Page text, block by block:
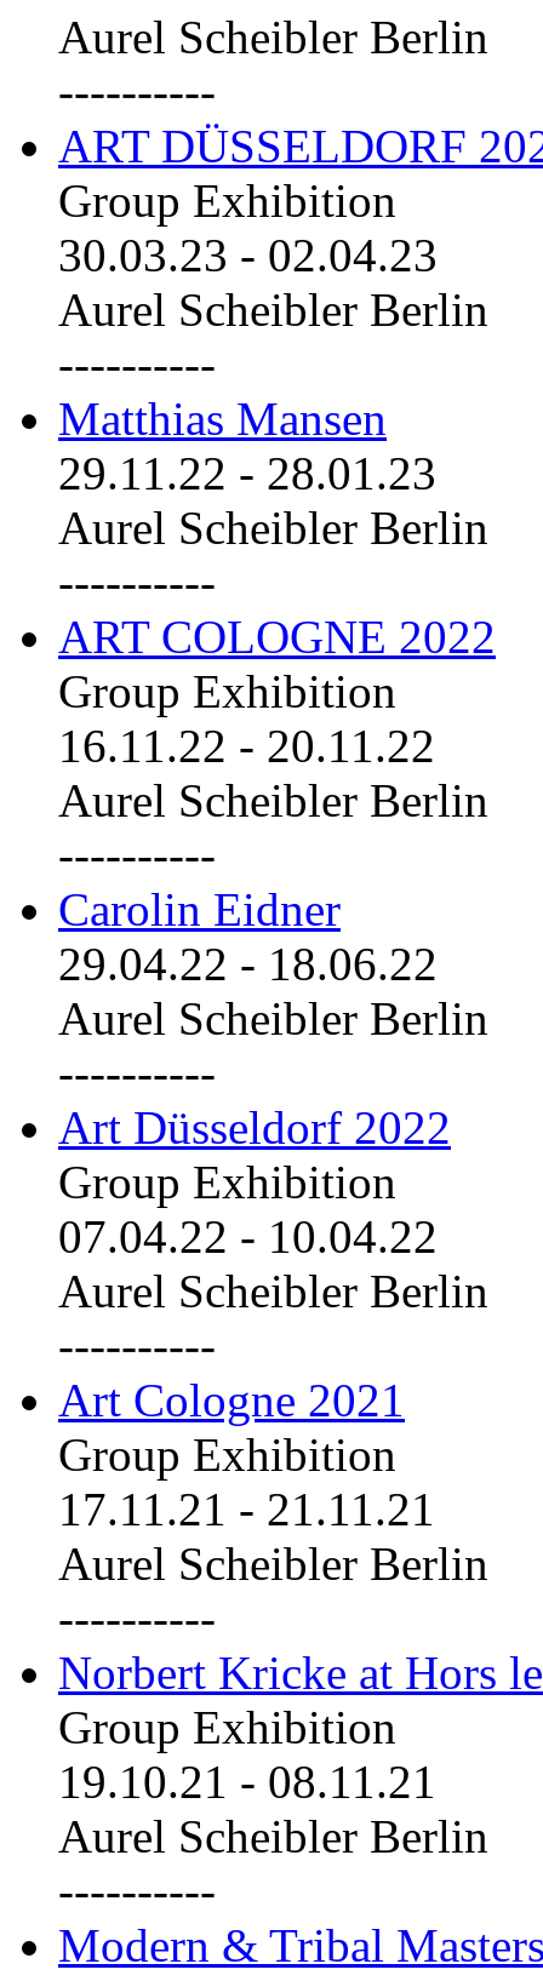
Aurel Scheibler Berlin
----------
ART DÜSSELDORF
Group Exhibition
30.03.23 - 02.04.23
Aurel Scheibler Berlin
----------
Matthias Mansen
29.11.22 - 28.01.23
Aurel Scheibler Berlin
----------
ART COLOGNE 2022
Group Exhibition
16.11.22 - 20.11.22
Aurel Scheibler Berlin
----------
Carolin Eidner
29.04.22 - 18.06.22
Aurel Scheibler Berlin
----------
Art Düsseldorf 2022
Group Exhibition
07.04.22 - 10.04.22
Aurel Scheibler Berlin
----------
Art Cologne 2021
Group Exhibition
17.11.21 - 21.11.21
Aurel Scheibler Berlin
----------
Norbert Kricke at Hors
Group Exhibition
19.10.21 - 08.11.21
Aurel Scheibler Berlin
----------
Modern & Tribal